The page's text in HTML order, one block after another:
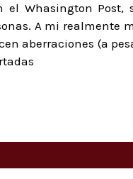
el Whasington Post,
A mi realmente
aberraciones (a